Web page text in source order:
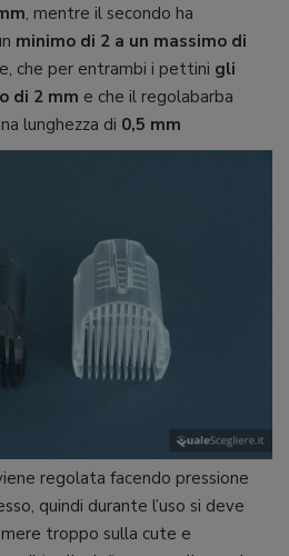
, mentre il secondo ha
minimo di 2 a un massimo di
che per entrambi i pettini gli
di 2 mm e che il regolabarba
lunghezza di 0,5 mm
regolata facendo pressione
quindi durante l’uso si deve
troppo sulla cute e